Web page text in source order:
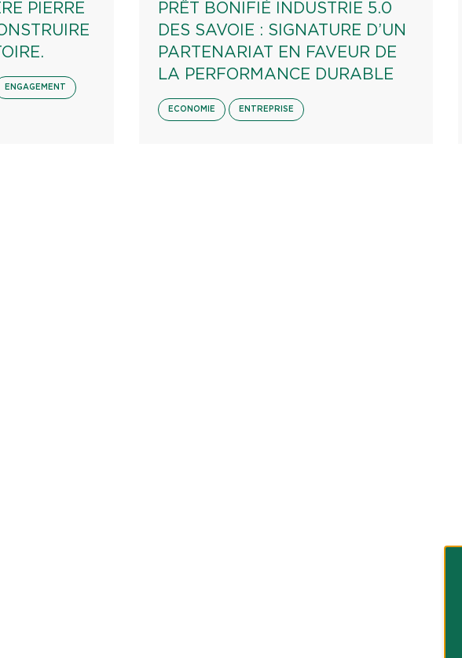
PIERRE
ENGAGEMENT
PRÊT BONIFIÉ INDUSTRIE 5.0
DES SAVOIE : SIGNATURE D’UN
PARTENARIAT EN FAVEUR DE
LA PERFORMANCE DURABLE
ECONOMIE ENTREPRISE